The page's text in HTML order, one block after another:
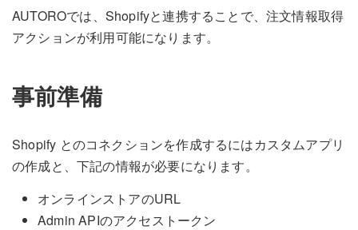
AUTOROでは、Shopifyと連携することで、注文情報取得
アクションが利用可能になります。
事前準備
Shopify とのコネクションを作成するにはカスタムアプリ
の作成と、下記の情報が必要になります。
オンラインストアのURL
Admin APIのアクセストークン